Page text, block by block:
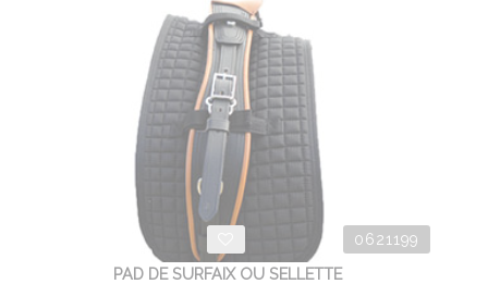
0621199
PAD DE SURFAIX OU SELLETTE